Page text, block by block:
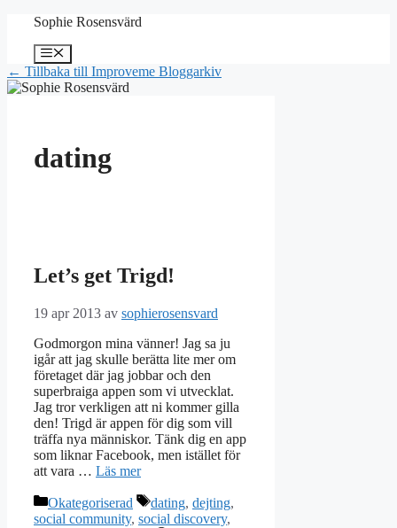
Hoppa
innehåll
Sophie Rosensvärd
Meny
← Tillbaka till Improveme Bloggarkiv
dating
Let’s get Trigd!
19 apr 2013 av sophierosensvard
Godmorgon mina vänner! Jag sa ju
igår att jag skulle berätta lite mer om
företaget där jag jobbar och den
superbraiga appen som vi utvecklat.
Jag tror verkligen att ni kommer gilla
den! Trigd är appen för dig som vill
träffa nya människor. Tänk dig en app
som liknar Facebook, men istället för
att vara … Läs mer
Kategorier
Okategoriserad Etiketter
dating, dejting,
social community, social discovery,